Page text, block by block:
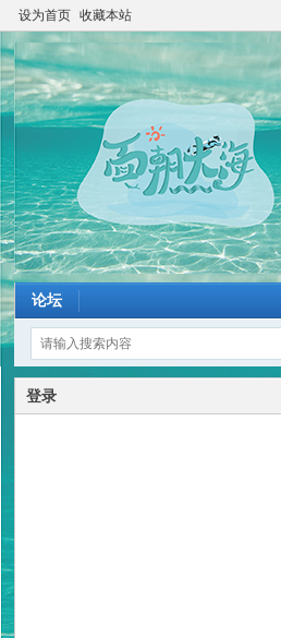
设为首页 收藏本站
论坛
登录